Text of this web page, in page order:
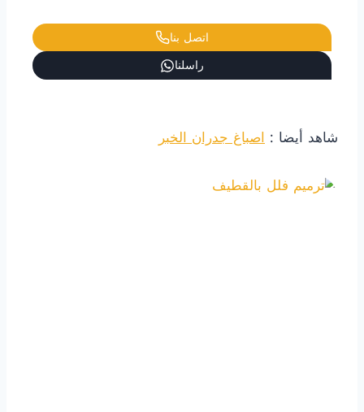
اتصل بنا
راسلنا
شاهد أيضا : اصباغ جدران الخبر